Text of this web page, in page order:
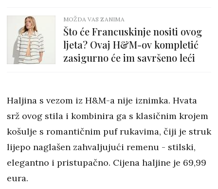
MOŽDA VAS ZANIMA
Što će Francuskinje nositi ovog
ljeta? Ovaj H&M-ov kompletić
zasigurno će im savršeno leći
Haljina s vezom iz H&M-a nije iznimka. Hvata
srž ovog stila i kombinira ga s klasičnim krojem
košulje s romantičnim puf rukavima, čiji je struk
lijepo naglašen zahvaljujući remenu - stilski,
elegantno i pristupačno. Cijena haljine je 69,99
eura.